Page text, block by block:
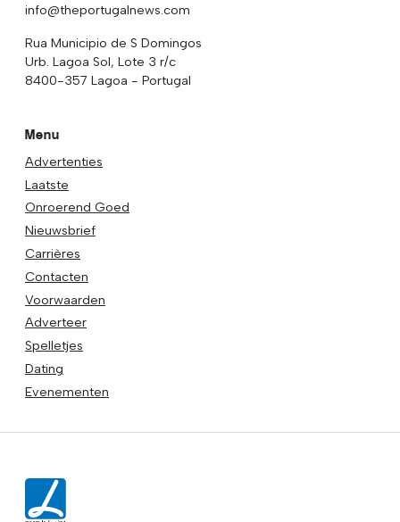
info@theportugalnews.com
Rua Municipio de S Domingos
Urb. Lagoa Sol, Lote 3 r/c
8400-357 Lagoa - Portugal
Menu
Advertenties
Laatste
Onroerend Goed
Nieuwsbrief
Carrières
Contacten
Voorwaarden
Adverteer
Spelletjes
Dating
Evenementen